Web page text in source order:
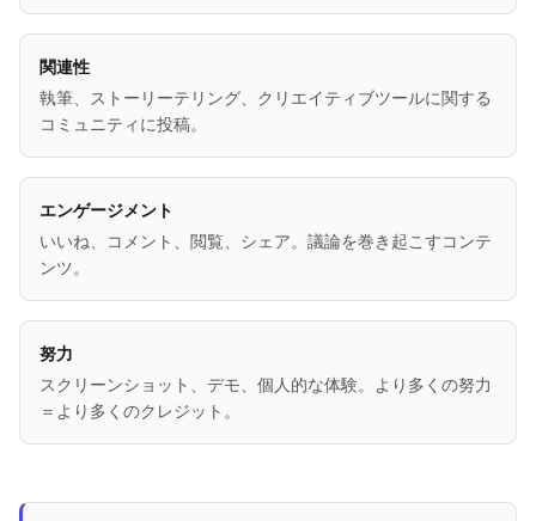
関連性
執筆、ストーリーテリング、クリエイティブツールに関する
コミュニティに投稿。
エンゲージメント
いいね、コメント、閲覧、シェア。議論を巻き起こすコンテ
ンツ。
努力
スクリーンショット、デモ、個人的な体験。より多くの努力
＝より多くのクレジット。